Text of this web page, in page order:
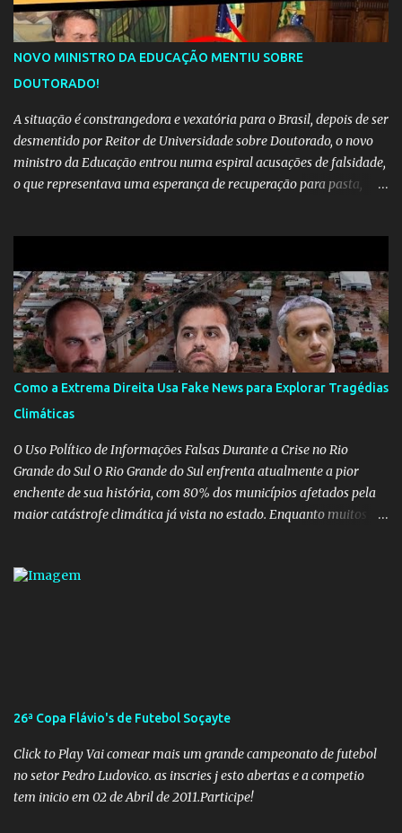
NOVO MINISTRO DA EDUCAÇÃO MENTIU SOBRE
DOUTORADO!
A situação é constrangedora e vexatória para o Brasil, depois de ser
desmentido por Reitor de Universidade sobre Doutorado, o novo
ministro da Educação entrou numa espiral acusações de falsidade,
o que representava uma esperança de recuperação para pasta,
meio vai ter o seu terceiro ministro no comando, depois da
insensatez de Vélez e as loucuras ideológicas de Weintraub, parecia
que a ala influenciada por Olavo de Carvalho tinha perdido força
na gestão... Mas as mentiras de Carlos Alberto Decotelli podem
trazer mais problemas do que soluções a Educação brasileira,
afinal de contas como acreditar em algo proposto pelo novo
ministro sem imaginar que ele só esta querendo auferir vantagens
pessoais em uma pasta de tamanha envergadura e influência na
vida dos brasileiros. Evelin Azevedo escreveu brilhantemen...
Como a Extrema Direita Usa Fake News para Explorar Tragédias
Climáticas
O Uso Político de Informações Falsas Durante a Crise no Rio
Grande do Sul O Rio Grande do Sul enfrenta atualmente a pior
enchente de sua história, com 80% dos municípios afetados pela
maior catástrofe climática já vista no estado. Enquanto muitos se
voluntários e das forças governamentais, impactando diretamente
desinformações, chegando ao ponto de o governo federal pedir
uma investigação para identificar os autores dessas notícias falsas.
O Negacionismo Climático da Extrema Direita Essa disseminação
de fake news não é uma surpresa, pois faz parte de um padrão...
26ª Copa Flávio's de Futebol Soçayte
Click to Play Vai comear mais um grande campeonato de futebol
no setor Pedro Ludovico. as inscries j esto abertas e a competio
tem inicio em 02 de Abril de 2011.Participe!